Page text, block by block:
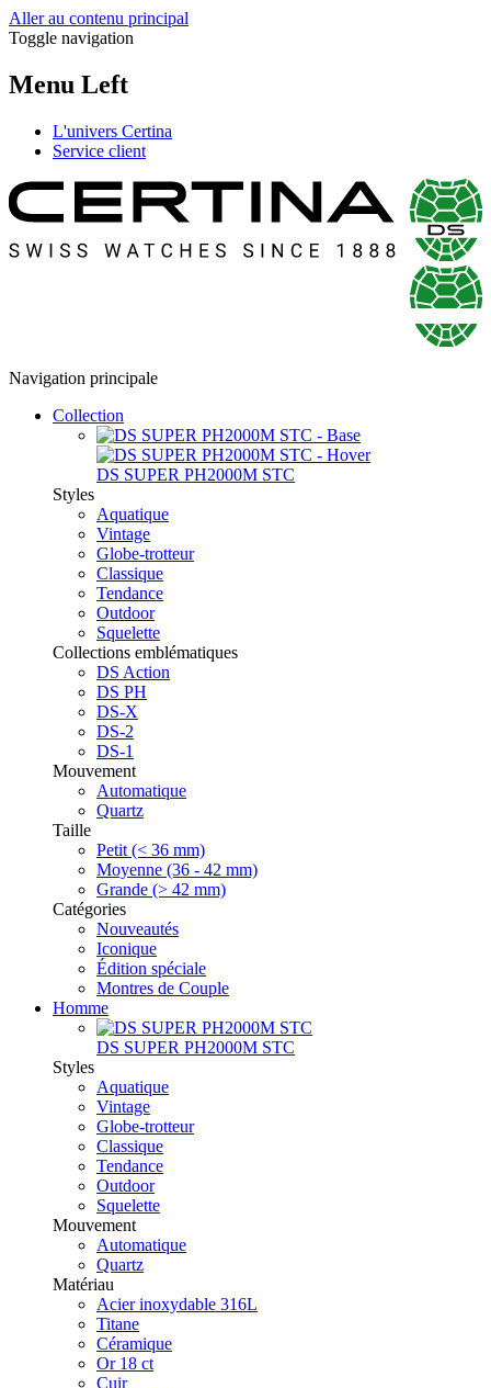
Aller au contenu principal
Toggle navigation
Menu Left
L'univers Certina
Service client
Navigation principale
Collection
DS SUPER PH2000M STC
Styles
Aquatique
Vintage
Globe-trotteur
Classique
Tendance
Outdoor
Squelette
Collections emblématiques
DS Action
DS PH
DS-X
DS-2
DS-1
Mouvement
Automatique
Quartz
Taille
Petit (< 36 mm)
Moyenne (36 - 42 mm)
Grande (> 42 mm)
Catégories
Nouveautés
Iconique
Édition spéciale
Montres de Couple
Homme
DS SUPER PH2000M STC
Styles
Aquatique
Vintage
Globe-trotteur
Classique
Tendance
Outdoor
Squelette
Mouvement
Automatique
Quartz
Matériau
Acier inoxydable 316L
Titane
Céramique
Or 18 ct
Cuir